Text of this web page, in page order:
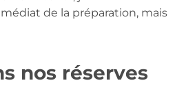
de la préparation, mais
nos réserves